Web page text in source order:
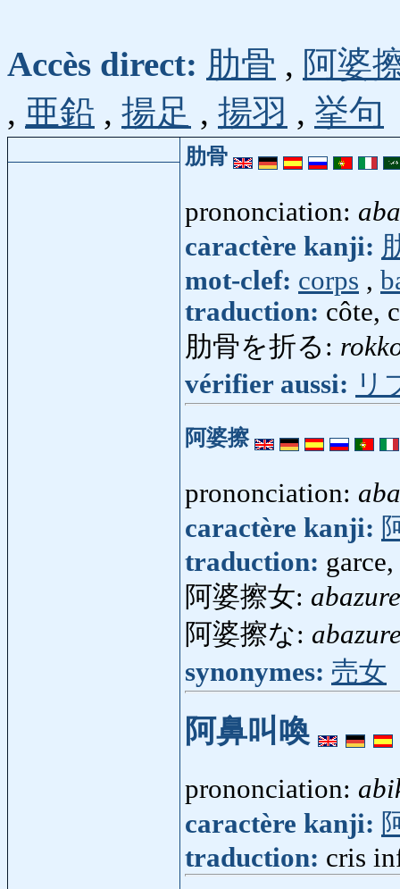
Accès direct: 肋骨 , 阿婆
, 亜鉛 , 揚足 , 揚羽 , 挙句
肋骨
prononciation:
caractère kanji:
mot-clef: corps ,
traduction: côte,
肋骨を折る:
vérifier aussi: リ
阿婆擦
prononciation:
caractère kanji:
traduction:
阿婆擦女:
阿婆擦な:
synonymes: 売女
阿鼻叫喚
prononciation:
caractère kanji:
traduction: cris